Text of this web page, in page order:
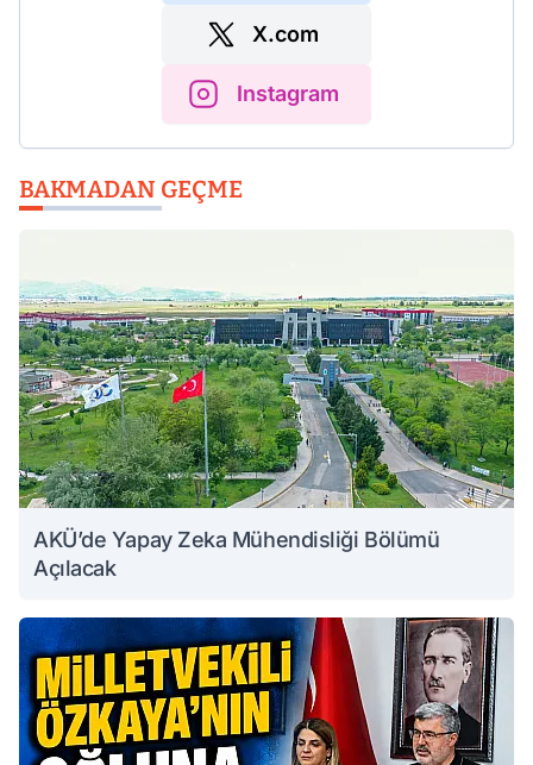
X.com
Instagram
BAKMADAN GEÇME
AKÜ’de Yapay Zeka Mühendisliği Bölümü
Açılacak